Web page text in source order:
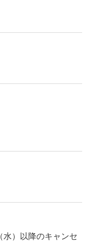
）以降のキャンセ